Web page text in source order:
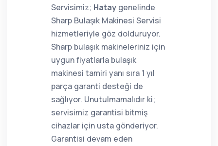
Servisimiz; Hatay genelinde
Sharp Bulaşık Makinesi Servisi
hizmetleriyle göz dolduruyor.
Sharp bulaşık makineleriniz için
uygun fiyatlarla bulaşık
makinesi tamiri yanı sıra 1 yıl
parça garanti desteği de
sağlıyor. Unutulmamalıdır ki;
servisimiz garantisi bitmiş
cihazlar için usta gönderiyor.
Garantisi devam eden